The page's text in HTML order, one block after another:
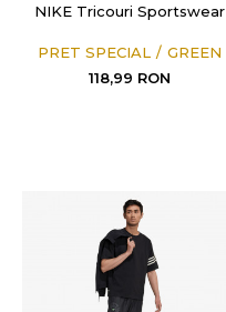
NIKE Tricouri Sportswear
PRET SPECIAL
GREEN
118,99 RON